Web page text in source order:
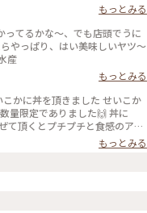
もっとみる
水産
もっとみる
定でありました🙌 丼に
て頂くとプチプチと食感のアク
もっとみる